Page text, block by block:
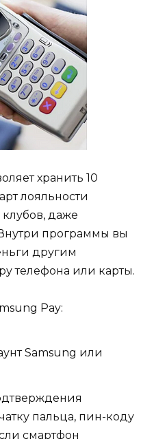
хранить 10
лояльности
клубов, даже
программы вы
другим
телефона или карты.
Pay:
Samsung или
пальца, пин-коду
смартфон